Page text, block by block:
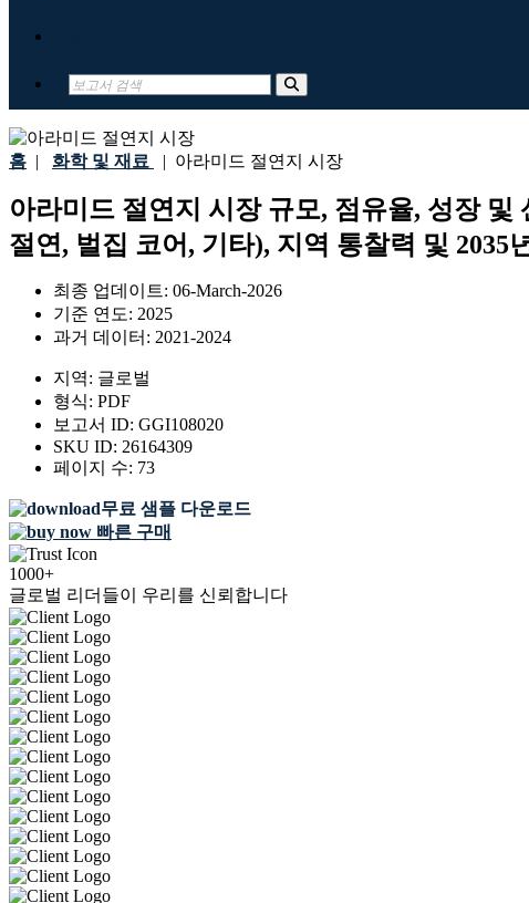
홈 | 화학 및 재료 | 아라미드 절연지 시장
아라미드 절연지 시장 규모, 점유율, 성장
절연, 벌집 코어, 기타), 지역 통찰력 및 2035
최종 업데이트: 06-March-2026
기준 연도: 2025
과거 데이터: 2021-2024
지역: 글로벌
형식: PDF
보고서 ID: GGI108020
SKU ID: 26164309
페이지 수: 73
무료 샘플 다운로드
빠른 구매
1000+
글로벌 리더들이 우리를 신뢰합니다